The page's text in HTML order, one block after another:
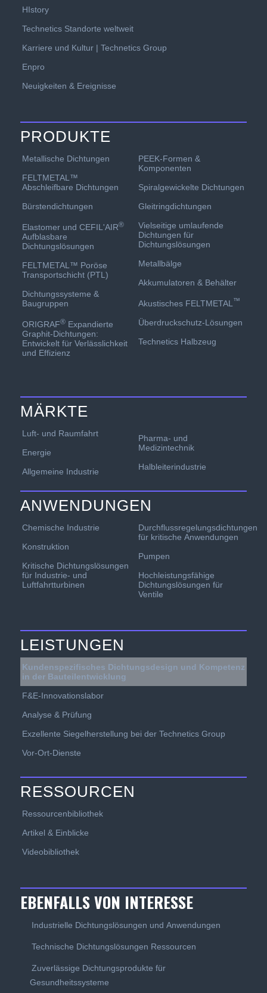
HIstory
Technetics Standorte weltweit
Karriere und Kultur | Technetics Group
Enpro
Neuigkeiten & Ereignisse
PRODUKTE
Metallische Dichtungen
FELTMETAL™
Abschleifbare Dichtungen
Bürstendichtungen
Elastomer und CEFIL'AIR®
Aufblasbare
Dichtungslösungen
FELTMETAL™ Poröse
Transportschicht (PTL)
Dichtungssysteme &
Baugruppen
ORIGRAF®Expandierte
Graphit-Dichtungen:
Entwickelt für Verlässlichkeit
und Effizienz
PEEK-Formen &
Komponenten
Spiralgewickelte Dichtungen
Gleitringdichtungen
Vielseitige umlaufende
Dichtungen für
Dichtungslösungen
Metallbälge
Akkumulatoren & Behälter
Akustisches FELTMETAL™
Überdruckschutz-Lösungen
Technetics Halbzeug
MÄRKTE
Luft- und Raumfahrt
Energie
Allgemeine Industrie
Pharma- und
Medizintechnik
Halbleiterindustrie
ANWENDUNGEN
Chemische Industrie
Konstruktion
Kritische Dichtungslösungen
für Industrie- und
Luftfahrtturbinen
Durchflussregelungsdichtungen
für kritische Anwendungen
Pumpen
Hochleistungsfähige
Dichtungslösungen für
Ventile
LEISTUNGEN
Kundenspezifisches Dichtungsdesign und Kompetenz
in der Bauteilentwicklung
F&E-Innovationslabor
Analyse & Prüfung
Exzellente Siegelherstellung bei der Technetics Group
Vor-Ort-Dienste
RESSOURCEN
Ressourcenbibliothek
Artikel & Einblicke
Videobibliothek
EBENFALLS VON INTERESSE
Industrielle Dichtungslösungen und Anwendungen
Technische Dichtungslösungen Ressourcen
Zuverlässige Dichtungsprodukte für
Gesundheitssysteme